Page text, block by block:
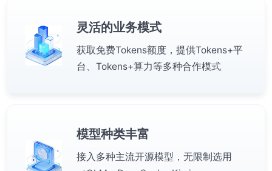
灵活的业务模式
获取免费Tokens额度，提供Tokens+平
台、Tokens+算力等多种合作模式
模型种类丰富
接入多种主流开源模型，无限制选用